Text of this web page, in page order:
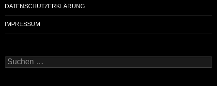
DATENSCHUTZERKLÄRUNG
IMPRESSUM
Suchen
nach: